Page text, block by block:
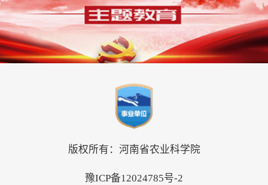
版权所有：河南省农业科学院
豫ICP备12024785号-2